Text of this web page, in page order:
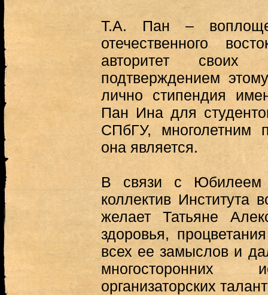
Т.А. Пан –
отечественного
авторитет своих
подтверждением
лично стипендия
Пан Ина для
СПбГУ, многолетним
она является.
В связи с Юбилеем
коллектив Института
желает Татьяне
здоровья,
всех ее замыслов и
многосторонних
организаторских